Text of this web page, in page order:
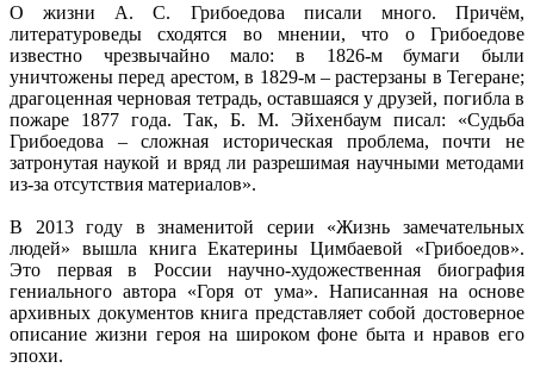
О жизни А. С. Грибоедова писали много. Причём,
литературоведы сходятся во мнении, что о Грибоедове
известно чрезвычайно мало: в 1826-м бумаги были
уничтожены перед арестом, в 1829-м – растерзаны в Тегеране;
драгоценная черновая тетрадь, оставшаяся у друзей, погибла в
пожаре 1877 года. Так, Б. М. Эйхенбаум писал: «Судьба
Грибоедова – сложная историческая проблема, почти не
затронутая наукой и вряд ли разрешимая научными методами
из-за отсутствия материалов».
В 2013 году в знаменитой серии «Жизнь замечательных
людей» вышла книга Екатерины Цимбаевой «Грибоедов».
Это первая в России научно-художественная биография
гениального автора «Горя от ума». Написанная на основе
архивных документов книга представляет собой достоверное
описание жизни героя на широком фоне быта и нравов его
эпохи.